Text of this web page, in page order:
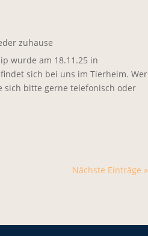
zuhause
wurde am 18.11.25 in
sich bei uns im Tierheim. Wer
sich bitte gerne telefonisch oder
Nächste Einträge »